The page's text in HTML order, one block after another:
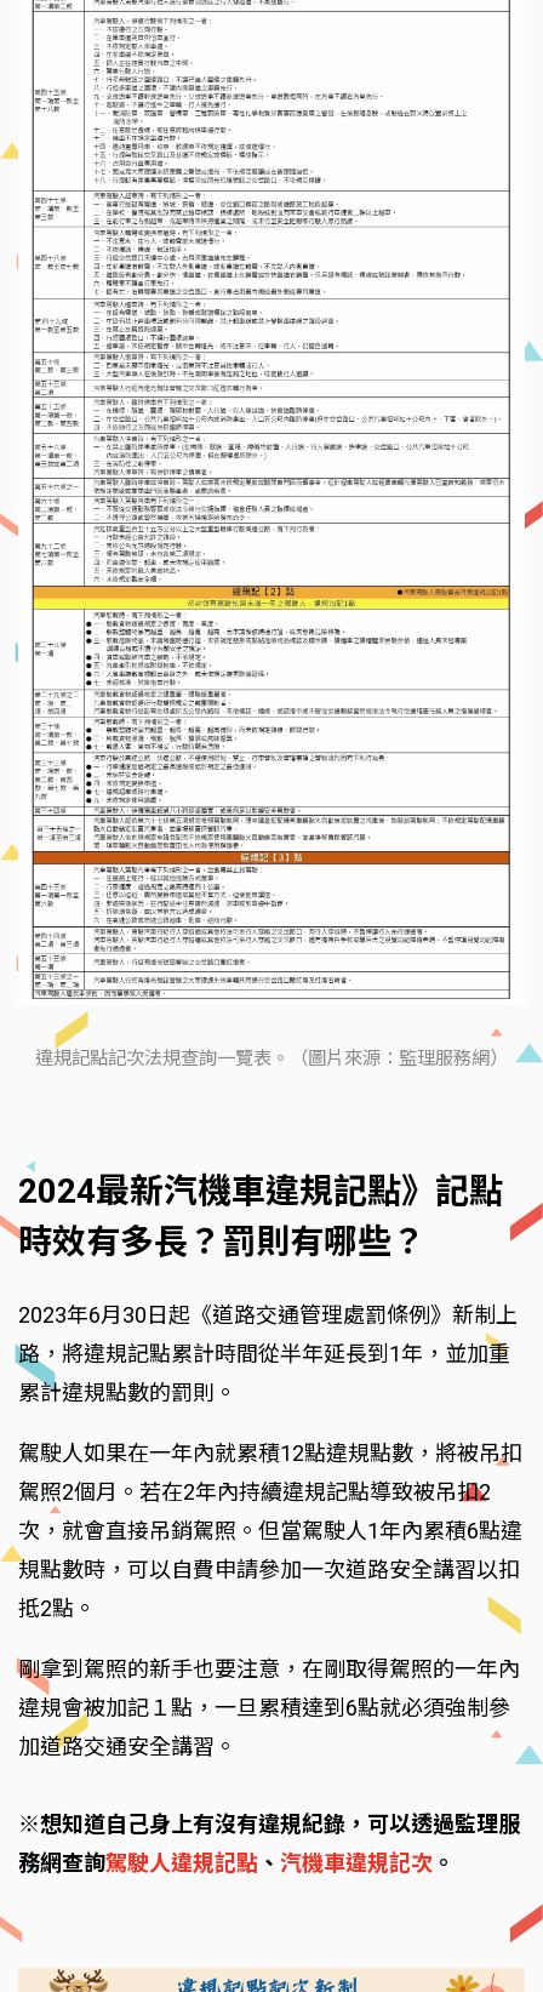
違規記點記次法規查詢一覽表。（圖片來源：監理服務網）
2024最新汽機車違規記點》記點
時效有多長？罰則有哪些？
2023年6月30日起《道路交通管理處罰條例》新制上
路，將違規記點累計時間從半年延長到1年，並加重
累計違規點數的罰則。
駕駛人如果在一年內就累積12點違規點數，將被吊扣
駕照2個月。若在2年內持續違規記點導致被吊扣2
次，就會直接吊銷駕照。但當駕駛人1年內累積6點違
規點數時，可以自費申請參加一次道路安全講習以扣
抵2點。
剛拿到駕照的新手也要注意，在剛取得駕照的一年內
違規會被加記１點，一旦累積達到6點就必須強制參
加道路交通安全講習。
※想知道自己身上有沒有違規紀錄，可以透過監理服
務網查詢駕駛人違規記點 、 汽機車違規記次 。